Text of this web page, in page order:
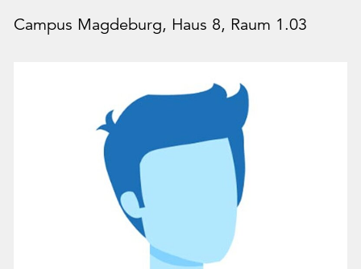
Campus Magdeburg, Haus 8, Raum 1.03